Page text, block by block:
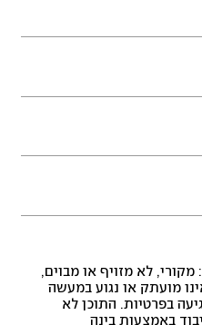
לא מזויף או מבוים,
מועתק או נגוע במעשה
בפרטיות. התוכן לא
באמצעות בינה